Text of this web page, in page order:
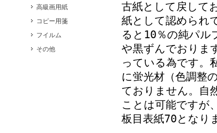
高級画用紙
コピー用箋
フイルム
その他
古紙として戻して
紙として認められ
ると10％の純パル
や黒ずんでおりま
っている為です。
に蛍光材（色調整
ておりません。自
ことは可能ですが
板目表紙70となり